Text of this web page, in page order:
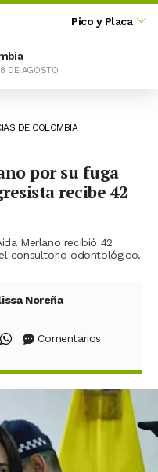
Pico y Placa
DE AGOSTO
DE COLOMBIA
por su fuga
recibe 42
Merlano recibió 42
consultorio odontológico.
Noreña
en Facebook
en X (Twitter)
Compartir en WhatsApp
Comentarios